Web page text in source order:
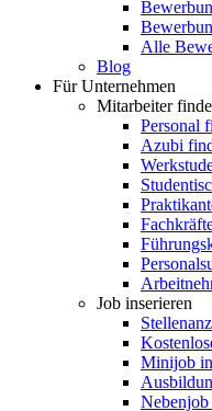
Alle
Blog
Für Unternehmen
Mitarbeiter
Personal
Azubi
Job inserieren
Minijob
Nebenjob